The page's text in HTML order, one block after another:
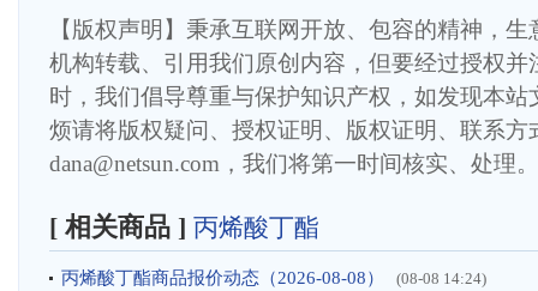
【版权声明】秉承互联网开放、包容的精神，
机构转载、引用我们原创内容，但要经过授权并
时，我们倡导尊重与保护知识产权，如发现本
烦请将版权疑问、授权证明、版权证明、联系方
dana@netsun.com，我们将第一时间核实、处理。
[ 相关商品 ] 丙烯酸丁酯
丙烯酸丁酯商品报价动态（2026-08-08） (08-08 14:24)